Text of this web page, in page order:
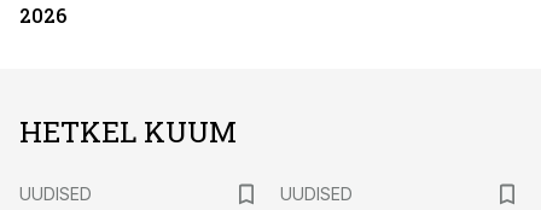
2026
HETKEL KUUM
UUDISED
UUDISED